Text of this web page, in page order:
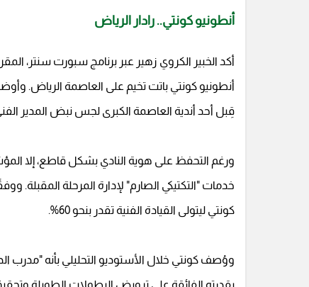
أنطونيو كونتي.. رادار الرياض
أكد الخبير الكروي زهير عبر برنامج سبورت سنتر،
أنطونيو كونتي باتت تخيم على العاصمة الرياض.
قِبل أحد أندية العاصمة الكبرى لجس نبض المدير
ورغم التحفظ على هوية النادي بشكل قاطع، إلا
خدمات "التكتيكي الصارم" لإدارة المرحلة المقبلة.
كونتي ليتولى القيادة الفنية تقدر بنحو 60%.
ووُصف كونتي خلال الأستوديو التحليلي بأنه "مدرب